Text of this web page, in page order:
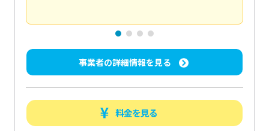
事業者の詳細情報を見る
料金を見る